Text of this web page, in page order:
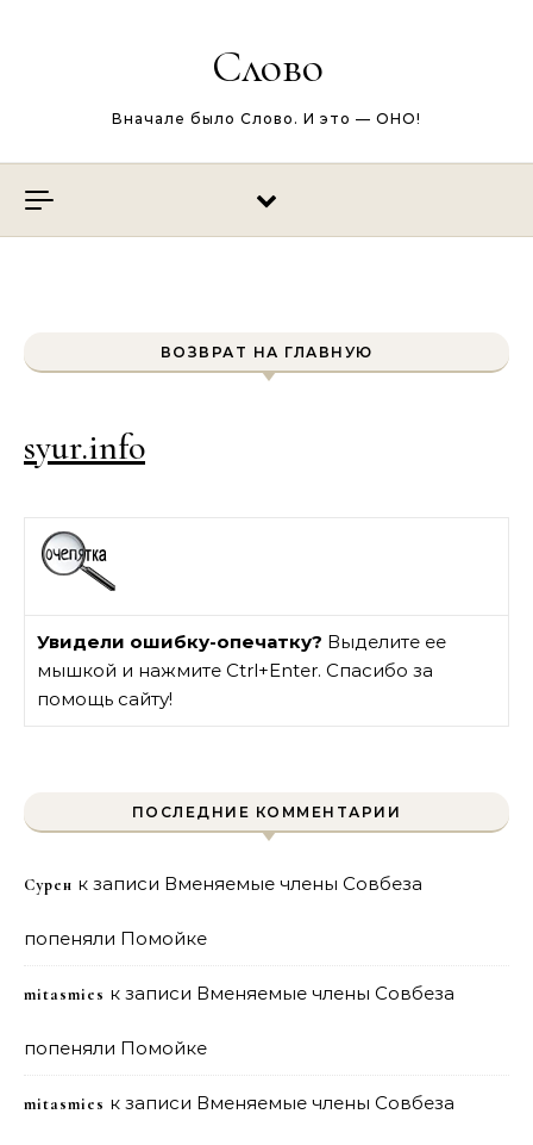
Слово
Вначале было Слово. И это — ОНО!
ВОЗВРАТ НА ГЛАВНУЮ
syur.info
Увидели ошибку-опечатку? Выделите ее
мышкой и нажмите Ctrl+Enter. Спасибо за
помощь сайту!
ПОСЛЕДНИЕ КОММЕНТАРИИ
Сурен к записи Вменяемые члены Совбеза
попеняли Помойке
mitasmies к записи Вменяемые члены Совбеза
попеняли Помойке
mitasmies к записи Вменяемые члены Совбеза